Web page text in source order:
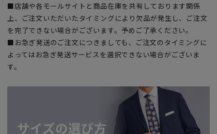
■店舗や各モールサイトと商品在庫を共有しております関係
上、ご注文いただいたタイミングにより欠品が発生し、ご注文
を完了できない場合がございます。予めご了承ください。
■お急ぎ発送のご注文につきましても、ご注文のタイミングに
よってはお急ぎ発送サービスを選択できない場合がございま
す。